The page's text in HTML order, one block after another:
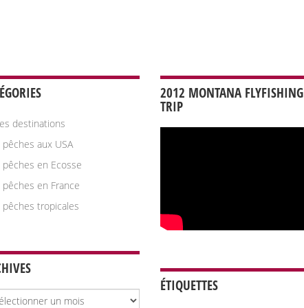
destinations
pêches aux USA
pêches en Ecosse
pêches en France
pêches tropicales
2012 MONTANA FLYFISHING
TRIP
ÉTIQUETTES